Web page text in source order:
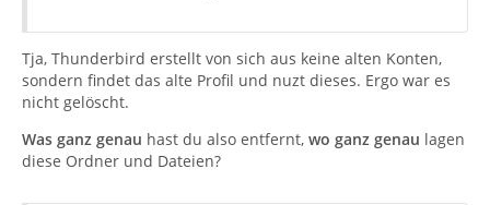
Tja, Thunderbird erstellt von sich aus keine alten Konten,
sondern findet das alte Profil und nuzt dieses. Ergo war es
nicht gelöscht.
Was ganz genau hast du also entfernt, wo ganz genau lagen
diese Ordner und Dateien?